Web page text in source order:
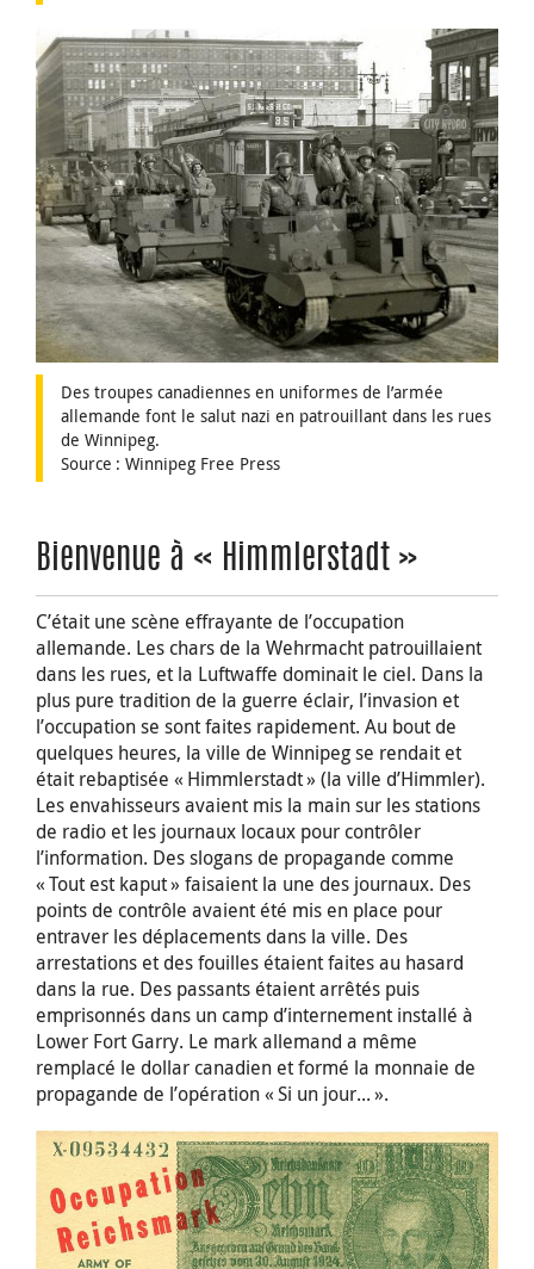
Des troupes canadiennes en uniformes de l’armée
allemande font le salut nazi en patrouillant dans les rues
de Winnipeg.
Source : Winnipeg Free Press
Bienvenue à « Himmlerstadt »
C’était une scène effrayante de l’occupation
allemande. Les chars de la Wehrmacht patrouillaient
dans les rues, et la Luftwaffe dominait le ciel. Dans la
plus pure tradition de la guerre éclair, l’invasion et
l’occupation se sont faites rapidement. Au bout de
quelques heures, la ville de Winnipeg se rendait et
était rebaptisée « Himmlerstadt » (la ville d’Himmler).
Les envahisseurs avaient mis la main sur les stations
de radio et les journaux locaux pour contrôler
l’information. Des slogans de propagande comme
« Tout est kaput » faisaient la une des journaux. Des
points de contrôle avaient été mis en place pour
entraver les déplacements dans la ville. Des
arrestations et des fouilles étaient faites au hasard
dans la rue. Des passants étaient arrêtés puis
emprisonnés dans un camp d’internement installé à
Lower Fort Garry. Le mark allemand a même
remplacé le dollar canadien et formé la monnaie de
propagande de l’opération « Si un jour... ».